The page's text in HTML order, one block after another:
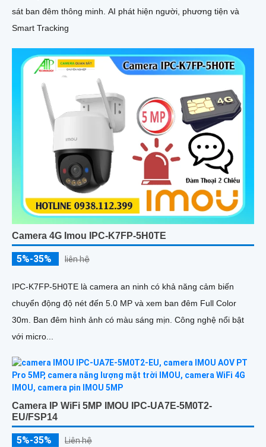
sát ban đêm thông minh. AI phát hiện người, phương tiện và
Smart Tracking
Camera 4G Imou IPC-K7FP-5H0TE
5%-35% liên hệ
IPC-K7FP-5H0TE là camera an ninh có khả năng cảm biến
chuyển động độ nét đến 5.0 MP và xem ban đêm Full Color
30m. Ban đêm hình ảnh có màu sáng mịn. Công nghệ nổi bật
với micro...
Camera IP WiFi 5MP IMOU IPC-UA7E-5M0T2-
EU/FSP14
5%-35% Liên hệ